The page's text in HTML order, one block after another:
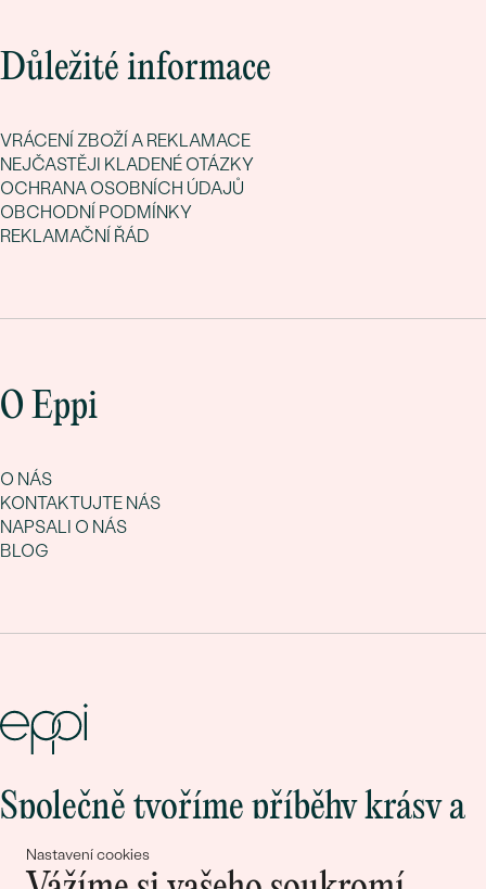
Nastavení cookies
Důležité informace
VRÁCENÍ ZBOŽÍ A REKLAMACE
NEJČASTĚJI KLADENÉ OTÁZKY
OCHRANA OSOBNÍCH ÚDAJŮ
OBCHODNÍ PODMÍNKY
REKLAMAČNÍ ŘÁD
O Eppi
O NÁS
KONTAKTUJTE NÁS
NAPSALI O NÁS
BLOG
Společně tvoříme příběhy krásy a
lásky